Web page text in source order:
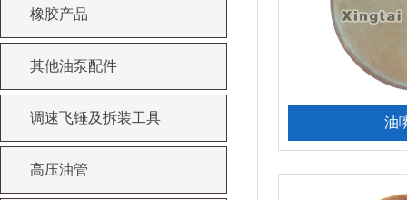
橡胶产品
其他油泵配件
调速飞锤及拆装工具
高压油管
油